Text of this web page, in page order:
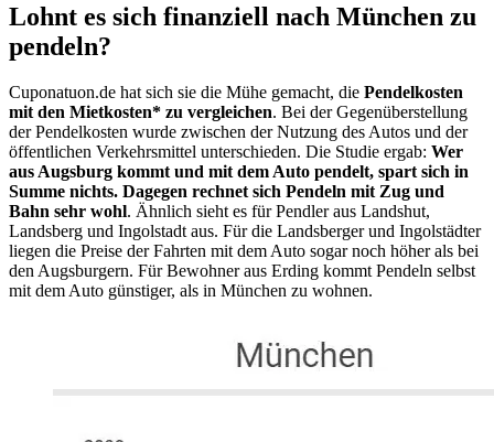
Lohnt es sich finanziell nach München zu
pendeln?
Cuponatuon.de hat sich sie die Mühe gemacht, die Pendelkosten
mit den Mietkosten* zu vergleichen. Bei der Gegenüberstellung
der Pendelkosten wurde zwischen der Nutzung des Autos und der
öffentlichen Verkehrsmittel unterschieden. Die Studie ergab: Wer
aus Augsburg kommt und mit dem Auto pendelt, spart sich in
Summe nichts. Dagegen rechnet sich Pendeln mit Zug und
Bahn sehr wohl. Ähnlich sieht es für Pendler aus Landshut,
Landsberg und Ingolstadt aus. Für die Landsberger und Ingolstädter
liegen die Preise der Fahrten mit dem Auto sogar noch höher als bei
den Augsburgern. Für Bewohner aus Erding kommt Pendeln selbst
mit dem Auto günstiger, als in München zu wohnen.